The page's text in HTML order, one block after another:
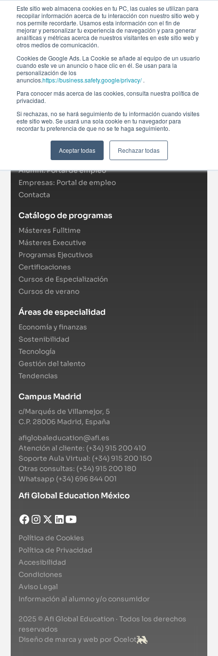
Este sitio web almacena cookies en tu PC, las cuales se utilizan para
recopilar información acerca de tu interacción con nuestro sitio web y
nos permite recordarte. Usamos esta información con el fin de
mejorar y personalizar tu experiencia de navegación y para generar
analíticas y métricas acerca de nuestros visitantes en este sitio web y
otros medios de comunicación.
Cookies de Google Ads. La Cookie se añade al equipo de un usuario
cuando este ve un anuncio o hace clic en él. Se usan para la
personalización de los
anuncios.https://business.safety.google/privacy/.
Para conocer más acerca de las cookies, consulta nuestra política de
privacidad.
Si rechazas, no se hará seguimiento de tu información cuando visites
este sitio web. Se usará una sola cookie en tu navegador para
recordar tu preferencia de que no se te haga seguimiento.
Aceptar todas Rechazar todas
Afi Global Education
Sobre nosotros
RSC
Campus virtual
Alumni: Portal de empleo
Empresas: Portal de empleo
Contacta
Catálogo de programas
Másteres Fulltime
Másteres Executive
Programas Ejecutivos
Certificaciones
Cursos de Especialización
Cursos de verano
Áreas de especialidad
Economía y finanzas
Sostenibilidad
Tecnología
Gestión del talento
Tendencias
Campus Madrid
c/Marqués de Villamejor, 5
C.P. 28006 Madrid, España
afiglobaleducation@afi.es
Atención al cliente: (+34) 915 200 410
Soporte Aula Virtual: (+34) 915 200 150
Otras consultas: (+34) 915 200 180
Whatsapp (+34) 696 844 001
Afi Global Education México
Política de Cookies
Política de Privacidad
Accesibilidad
Condiciones
Aviso Legal
Información al alumno y/o consumidor
2025 © Afi Global Education · Todos los derechos
reservados
Diseño de marca y web por Ocelot